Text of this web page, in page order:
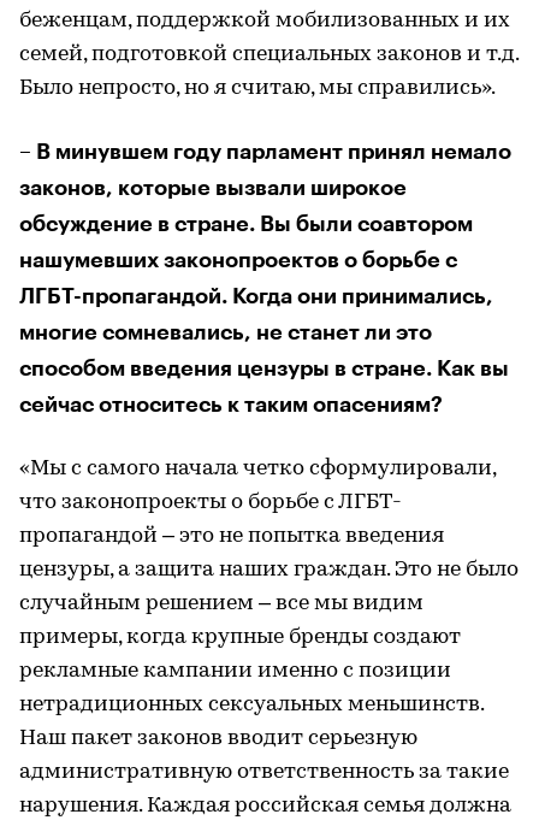
беженцам, поддержкой мобилизованных и их
семей, подготовкой специальных законов и т.д.
Было непросто, но я считаю, мы справились».
– В минувшем году парламент принял немало
законов, которые вызвали широкое
обсуждение в стране. Вы были соавтором
нашумевших законопроектов о борьбе с
ЛГБТ-пропагандой. Когда они принимались,
многие сомневались, не станет ли это
способом введения цензуры в стране. Как вы
сейчас относитесь к таким опасениям?
«Мы с самого начала четко сформулировали,
что законопроекты о борьбе с ЛГБТ-
пропагандой – это не попытка введения
цензуры, а защита наших граждан. Это не было
случайным решением – все мы видим
примеры, когда крупные бренды создают
рекламные кампании именно с позиции
нетрадиционных сексуальных меньшинств.
Наш пакет законов вводит серьезную
административную ответственность за такие
нарушения. Каждая российская семья должна